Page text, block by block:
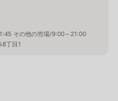
その他の売場/9:00～21:00
8丁目1